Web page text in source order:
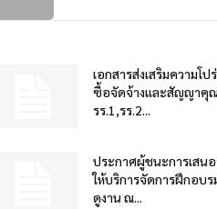
เอกสารส่งเสริมความโป
ซื้อจัดจ้างและสัญญาคุ
รร.1,รร.2...
ประกาศผู้ชนะการเสนอ
ให้บริการจัดการฝึกอบ
ดูงาน ณ...